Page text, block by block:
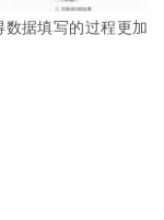
据填写的过程更加